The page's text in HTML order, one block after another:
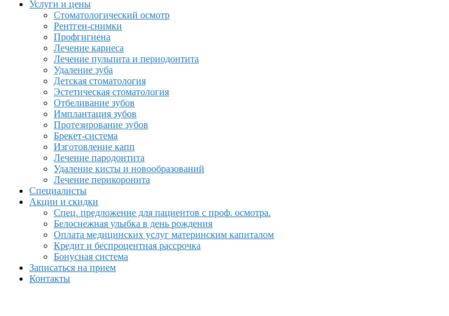
Услуги и цены
Стоматологический осмотр
Рентген-снимки
Профгигиена
Лечение кариеса
Лечение пульпита и периодонтита
Удаление зуба
Детская стоматология
Эстетическая стоматология
Отбеливание зубов
Имплантация зубов
Протезирование зубов
Брекет-система
Изготовление капп
Лечение пародонтита
Удаление кисты и новообразований
Лечение перикоронита
Специалисты
Акции и скидки
Спец. предложение для пациентов с проф. осмотра.
Белоснежная улыбка в день рождения
Оплата медицинских услуг материнским капиталом
Кредит и беспроцентная рассрочка
Бонусная система
Записаться на прием
Контакты